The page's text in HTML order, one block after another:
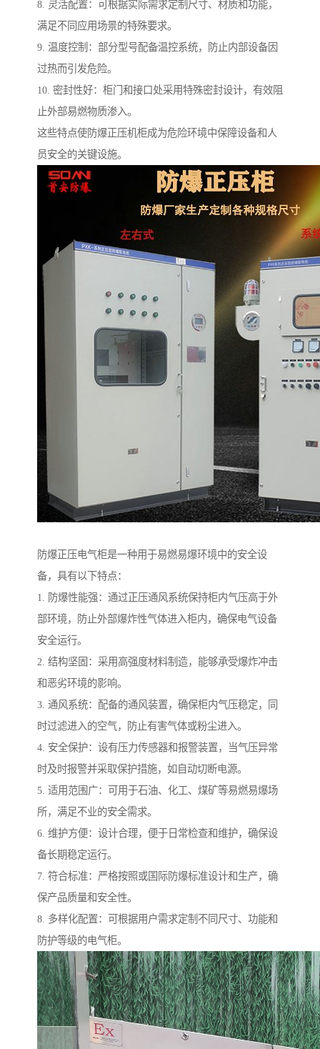
8. 灵活配置：可根据实际需求定制尺寸、材质和功能，
满足不同应用场景的特殊要求。
9. 温度控制：部分型号配备温控系统，防止内部设备因
过热而引发危险。
10. 密封性好：柜门和接口处采用特殊密封设计，有效阻
止外部易燃物质渗入。
这些特点使防爆正压机柜成为危险环境中保障设备和人
员安全的关键设施。
防爆正压电气柜是一种用于易燃易爆环境中的安全设
备，具有以下特点：
1. 防爆性能强：通过正压通风系统保持柜内气压高于外
部环境，防止外部爆炸性气体进入柜内，确保电气设备
安全运行。
2. 结构坚固：采用高强度材料制造，能够承受爆炸冲击
和恶劣环境的影响。
3. 通风系统：配备的通风装置，确保柜内气压稳定，同
时过滤进入的空气，防止有害气体或粉尘进入。
4. 安全保护：设有压力传感器和报警装置，当气压异常
时及时报警并采取保护措施，如自动切断电源。
5. 适用范围广：可用于石油、化工、煤矿等易燃易爆场
所，满足不业的安全需求。
6. 维护方便：设计合理，便于日常检查和维护，确保设
备长期稳定运行。
7. 符合标准：严格按照或国际防爆标准设计和生产，确
保产品质量和安全性。
8. 多样化配置：可根据用户需求定制不同尺寸、功能和
防护等级的电气柜。